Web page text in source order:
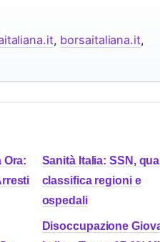
, borsaitaliana.it,
Ora:
Sanità Italia: SSN,
classifica regioni e
ospedali
Disoccupazione